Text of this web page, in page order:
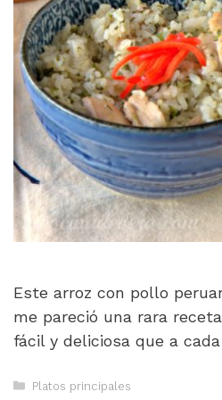
Este arroz con pollo
me pareció una rara
fácil y deliciosa que a
Categorías
Platos principales